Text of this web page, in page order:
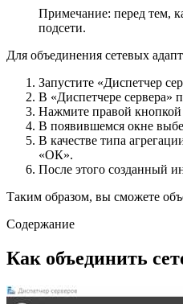
Примечание: перед тем,
подсети.
Для объединения сетевых
Запустите «Диспетчер
В «Диспетчере сервера»
Нажмите правой кнопкой
В появившемся окне
В качестве типа
«ОК».
После этого созданный
Таким образом, вы сможете
Содержание
Как объединить